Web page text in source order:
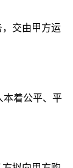
交由甲方运
着公平、平